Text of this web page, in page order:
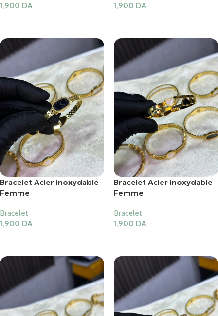
1,900 DA
1,900 DA
Bracelet Acier inoxydable
Femme
Bracelet
1,900 DA
Bracelet Acier inoxydable
Femme
Bracelet
1,900 DA